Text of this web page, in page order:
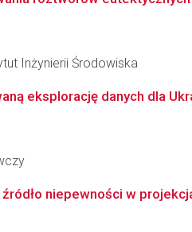
Inżynierii Środowiska
eksplorację danych dla
niepewności w